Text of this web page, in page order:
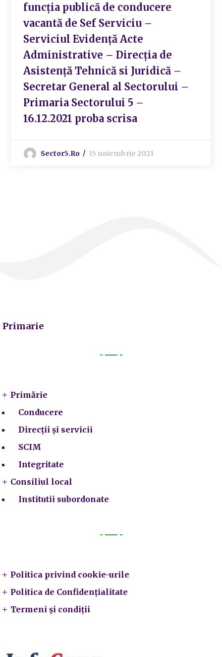
funcția publică de conducere
vacantă de Sef Serviciu –
Serviciul Evidență Acte
Administrative – Direcția de
Asistență Tehnică si Juridică –
Secretar General al Sectorului –
Primaria Sectorului 5 –
16.12.2021 proba scrisa
Sector5.ro 15 noiembrie 2021
Primarie
Primărie
Conducere
Direcții și servicii
SCIM
Integritate
Consiliul local
Institutii subordonate
Politica privind cookie-urile
Politica de Confidențialitate
Termeni și condiții